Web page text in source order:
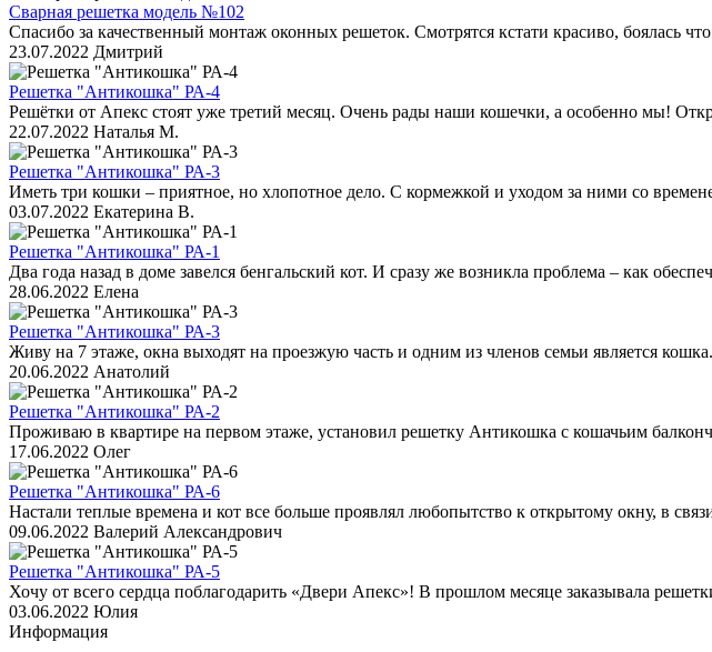
Сварная решетка модель №102
Спасибо за качественный монтаж оконных решеток. Смотрятся кстати красиво, боялась что
23.07.2022 Дмитрий
Решетка "Антикошка" РА-4
Решётки от Апекс стоят уже третий месяц. Очень рады наши кошечки, а особенно мы!
22.07.2022 Наталья М.
Решетка "Антикошка" РА-3
Иметь три кошки – приятное, но хлопотное дело. С кормежкой и уходом за ними со
03.07.2022 Екатерина В.
Решетка "Антикошка" РА-1
Два года назад в доме завелся бенгальский кот. И сразу же возникла проблема – как
28.06.2022 Елена
Решетка "Антикошка" РА-3
Живу на 7 этаже, окна выходят на проезжую часть и одним из членов семьи является
20.06.2022 Анатолий
Решетка "Антикошка" РА-2
Проживаю в квартире на первом этаже, установил решетку Антикошка с кошачьим
17.06.2022 Олег
Решетка "Антикошка" РА-6
Настали теплые времена и кот все больше проявлял любопытство к открытому окну, в
09.06.2022 Валерий Александрович
Решетка "Антикошка" РА-5
Хочу от всего сердца поблагодарить «Двери Апекс»! В прошлом месяце заказывала
03.06.2022 Юлия
Информация